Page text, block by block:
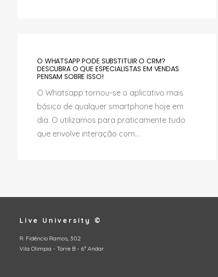
O WHATSAPP PODE SUBSTITUIR O CRM?
DESCUBRA O QUE ESPECIALISTAS EM VENDAS
PENSAM SOBRE ISSO!
O Whatsapp tornou-se o aplicativo mais
básico de qualquer smartphone hoje em
dia. O utilizamos para praticamente tudo
que envolve interação com...
Live University ©
R. Fidêncio Ramos, 302
Vila Olimpia - Torre B - 6º Andar